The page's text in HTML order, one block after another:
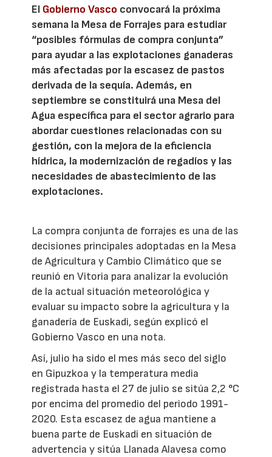
El Gobierno Vasco convocará la próxima
semana la Mesa de Forrajes para estudiar
“posibles fórmulas de compra conjunta”
para ayudar a las explotaciones ganaderas
más afectadas por la escasez de pastos
derivada de la sequía. Además, en
septiembre se constituirá una Mesa del
Agua específica para el sector agrario para
abordar cuestiones relacionadas con su
gestión, con la mejora de la eficiencia
hídrica, la modernización de regadíos y las
necesidades de abastecimiento de las
explotaciones.
La compra conjunta de forrajes es una de las
decisiones principales adoptadas en la Mesa
de Agricultura y Cambio Climático que se
reunió en Vitoria para analizar la evolución
de la actual situación meteorológica y
evaluar su impacto sobre la agricultura y la
ganadería de Euskadi, según explicó el
Gobierno Vasco en una nota.
Así, julio ha sido el mes más seco del siglo
en Gipuzkoa y la temperatura media
registrada hasta el 27 de julio se sitúa 2,2 °C
por encima del promedio del periodo 1991-
2020. Esta escasez de agua mantiene a
buena parte de Euskadi en situación de
advertencia y sitúa Llanada Alavesa como